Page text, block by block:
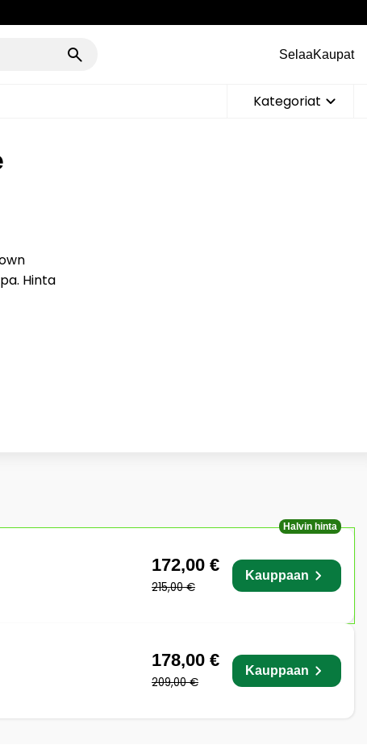
SelaaKaupat
Kategoriat
Hinta
Halvin hinta
172,00 €
215,00 €
Kauppaan
178,00 €
209,00 €
Kauppaan